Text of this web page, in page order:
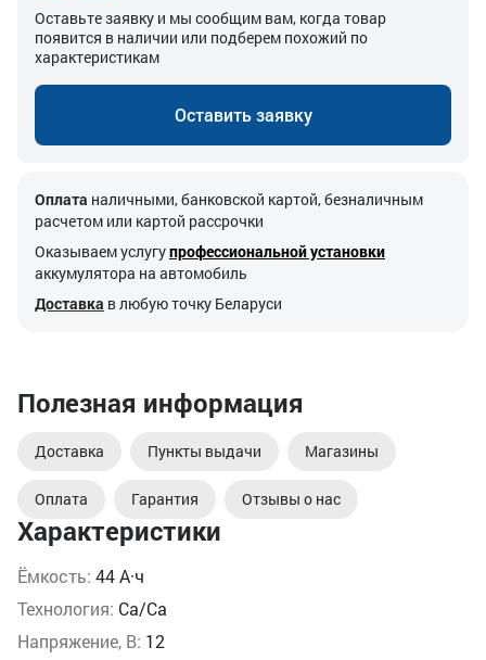
Характеристики
Ёмкость: 44 А·ч
Технология: Ca/Ca
Напряжение, В: 12
Оставьте заявку и мы сообщим вам, когда товар
появится в наличии или подберем похожий по
характеристикам
Оставить заявку
Оплата наличными, банковской картой, безналичным
расчетом или картой рассрочки
Оказываем услугупрофессиональной установки
аккумулятора на автомобиль
Доставка в любую точку Беларуси
Полезная информация
Доставка Пункты выдачи Магазины
Оплата Гарантия Отзывы о нас